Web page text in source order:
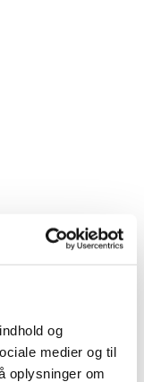
og
medier og til
oplysninger om
kunne